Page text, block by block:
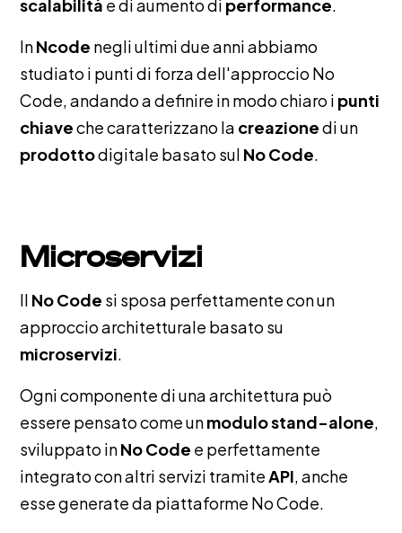
scalabilità e di aumento di performance.
InNcode negli ultimi due anni abbiamo
studiato i punti di forza dell'approccio No
Code, andando a definire in modo chiaro i punti
chiaveche caratterizzano la creazionedi un
prodottodigitale basato sul No Code.
Microservizi
Il No Code si sposa perfettamente con un
approccio architetturale basato su
microservizi.
Ogni componente di una architettura può
essere pensato come unmodulo stand-alone,
sviluppato inNo Code e perfettamente
integrato con altri servizi tramiteAPI, anche
esse generate da piattaforme No Code.